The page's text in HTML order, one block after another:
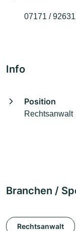
07171 /
Info
Position
Rechtsanwalt
Branchen /
Rechtsanwalt